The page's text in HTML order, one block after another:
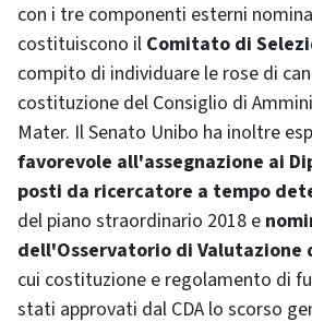
con i tre componenti esterni
costituiscono il Comitato di
compito di individuare le rose di
costituzione del Consiglio di
Mater. Il Senato Unibo ha inoltre
favorevole all'assegnazione ai
posti da ricercatore a tempo
del piano straordinario 2018 e
dell'Osservatorio di
cui costituzione e regolamento di
stati approvati dal CDA lo scorso